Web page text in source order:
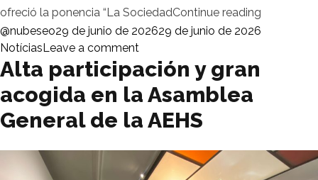
ofreció la ponencia “La SociedadContinue reading
Posted by
@nubeseo29 de junio de 202629 de junio de 2026
NotíciasLeave a comment
Alta participación y gran
acogida en la Asamblea
General de la AEHS